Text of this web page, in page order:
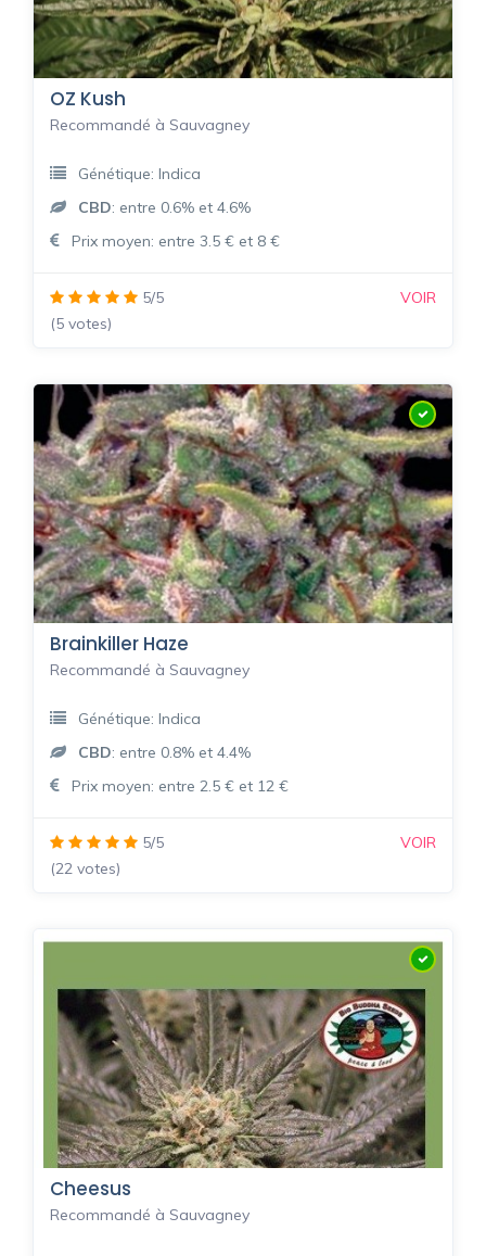
OZ Kush
Recommandé à Sauvagney
Génétique: Indica
CBD: entre 0.6% et 4.6%
Prix moyen: entre 3.5 € et 8 €
5/5
(5 votes)
VOIR
Brainkiller Haze
Recommandé à Sauvagney
Génétique: Indica
CBD: entre 0.8% et 4.4%
Prix moyen: entre 2.5 € et 12 €
5/5
(22 votes)
VOIR
Cheesus
Recommandé à Sauvagney